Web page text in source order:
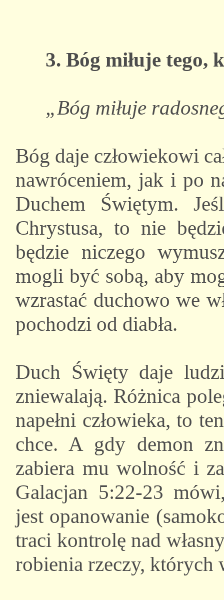
3. Bóg miłuje tego,
„Bóg miłuje
Bóg daje człowiekowi
nawróceniem, jak i po
Duchem Świętym.
Chrystusa, to nie
będzie niczego
mogli być sobą, aby
wzrastać duchowo we
pochodzi od diabła.
Duch Święty daje
zniewalają. Różnica
napełni człowieka, to
chce. A gdy demon
zabiera mu wolność i
Galacjan 5:22-23
jest opanowanie
traci kontrolę nad
robienia rzeczy, których